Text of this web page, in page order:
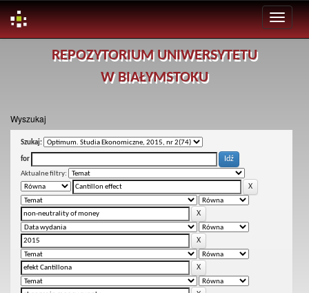
REPOZYTORIUM UNIWERSYTETU
W BIAŁYMSTOKU
Wyszukaj
Szukaj:
for
Aktualne filtry: